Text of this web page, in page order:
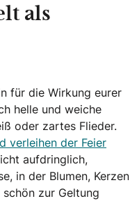
als
für die Wirkung eurer
helle und weiche
oder zartes Flieder.
verleihen der Feier
aufdringlich,
in der Blumen, Kerzen
zur Geltung